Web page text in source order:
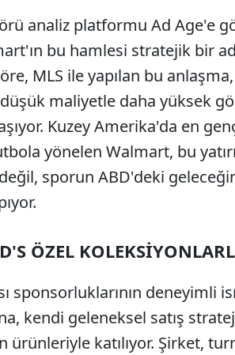
analiz platformu Ad Age'e
bu hamlesi stratejik bir
MLS ile yapılan bu
maliyetle daha yüksek
Kuzey Amerika'da en
yönelen Walmart, bu
sporun ABD'deki
ÖZEL
sponsorluklarının deneyimli
kendi geleneksel satış
ürünleriyle katılıyor. Şirket,